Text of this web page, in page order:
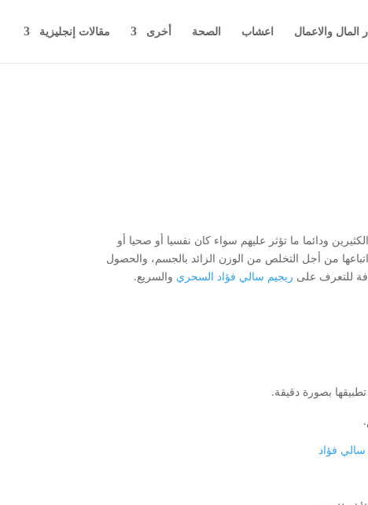
المال والاعمال اعشاب الصحة أخرى مقالات إنجليزية
ودائما ما تؤثر عليهم سواء كان نفسيا أو صحيا أو
اتباعها من أجل التخلص من الوزن الزائد بالجسم، والحصول
للتعرف على ريجيم سالي فؤاد السحري والسريع.
بصورة دقيقة.
فؤاد